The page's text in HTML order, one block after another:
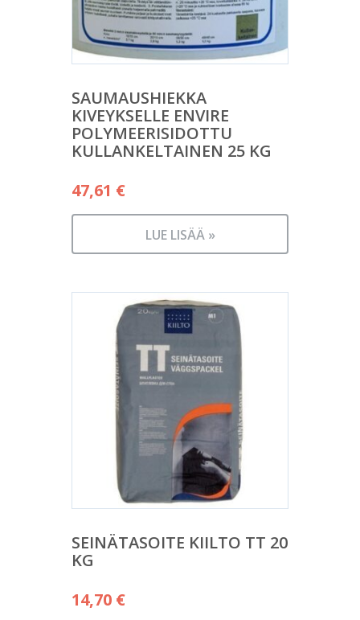
SAUMAUSHIEKKA
KIVEYKSELLE ENVIRE
POLYMEERISIDOTTU
KULLANKELTAINEN 25 KG
47,61 €
LUE LISÄÄ »
SEINÄTASOITE KIILTO TT 20
KG
14,70 €